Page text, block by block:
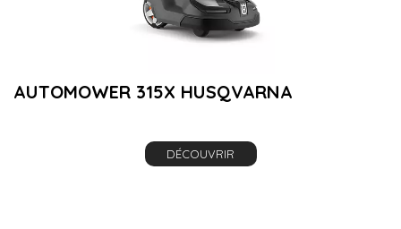
AUTOMOWER 315X HUSQVARNA
DÉCOUVRIR